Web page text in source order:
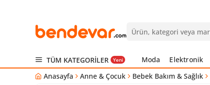
TÜM KATEGORİLER Yeni Moda Elektronik
Anasayfa
Anne & Çocuk Bebek Bakım & Sağlık